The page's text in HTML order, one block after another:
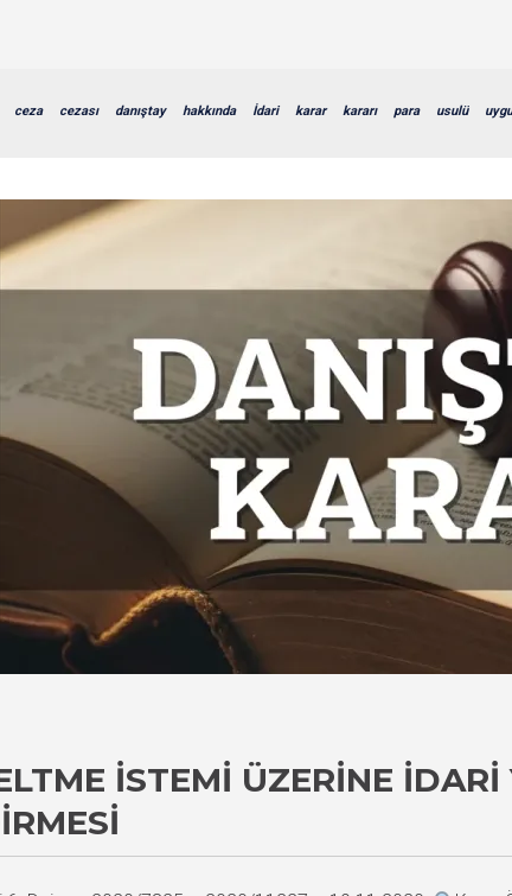
ceza cezası danıştay hakkında İdari karar kararı para usulü
İSTEMI ÜZERINE